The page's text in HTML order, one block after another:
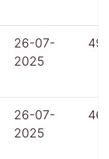
26-07-
2025
26-07-
2025